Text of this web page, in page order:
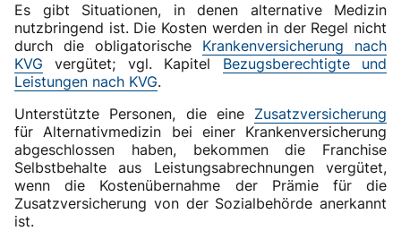
Es gibt Situationen, in denen alternative Medizin
nutzbringend ist. Die Kosten werden in der Regel nicht
durch die obligatorische Krankenversicherung nach
KVG vergütet; vgl. Kapitel Bezugsberechtigte und
Leistungen nach KVG.
Unterstützte Personen, die eine Zusatzversicherung
für Alternativmedizin bei einer Krankenversicherung
abgeschlossen haben, bekommen die Franchise
Selbstbehalte aus Leistungsabrechnungen vergütet,
wenn die Kostenübernahme der Prämie für die
Zusatzversicherung von der Sozialbehörde anerkannt
ist.